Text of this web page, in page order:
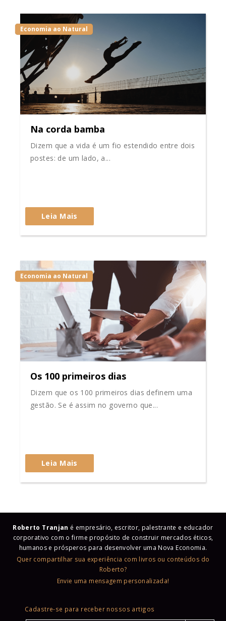
Economia ao Natural
Na corda bamba
Dizem que a vida é um fio estendido entre dois
postes: de um lado, a...
Leia Mais
Economia ao Natural
Os 100 primeiros dias
Dizem que os 100 primeiros dias definem uma
gestão. Se é assim no governo que...
Leia Mais
Roberto Tranjan é empresário, escritor, palestrante e educador
corporativo com o firme propósito de construir mercados éticos,
humanos e prósperos para desenvolver uma Nova Economia.
Quer compartilhar sua experiência com livros ou conteúdos do
Roberto?
Envie uma mensagem personalizada!
Cadastre-se para receber nossos artigos